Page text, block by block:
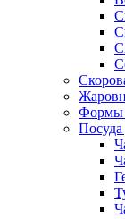
Формы
Посуда